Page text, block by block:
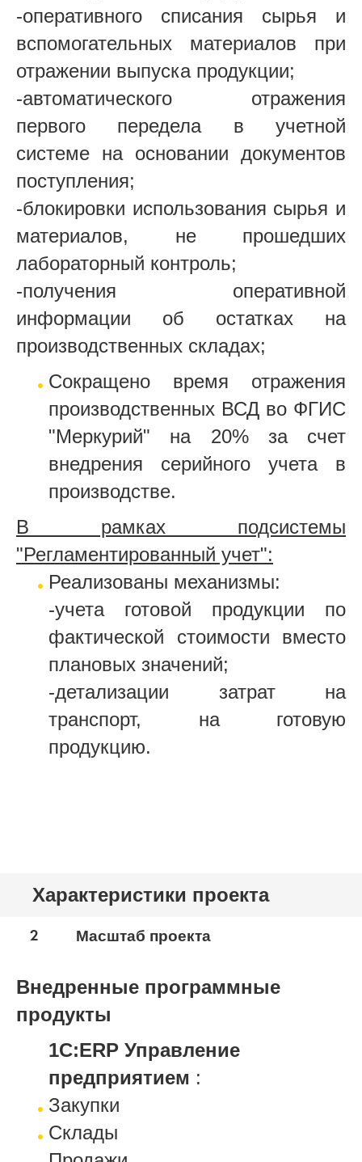
-оперативного списания сырья и
вспомогательных материалов при
отражении выпуска продукции;
-автоматического отражения
первого передела в учетной
системе на основании документов
поступления;
-блокировки использования сырья и
материалов, не прошедших
лабораторный контроль;
-получения оперативной
информации об остатках на
производственных складах;
Сокращено время отражения
производственных ВСД во ФГИС
"Меркурий" на 20% за счет
внедрения серийного учета в
производстве.
В рамках подсистемы
"Регламентированный учет":
Реализованы механизмы:
-учета готовой продукции по
фактической стоимости вместо
плановых значений;
-детализации затрат на
транспорт, на готовую
продукцию.
Характеристики проекта
2 Масштаб проекта
Внедренные программные
продукты
1С:ERP Управление
предприятием :
Закупки
Склады